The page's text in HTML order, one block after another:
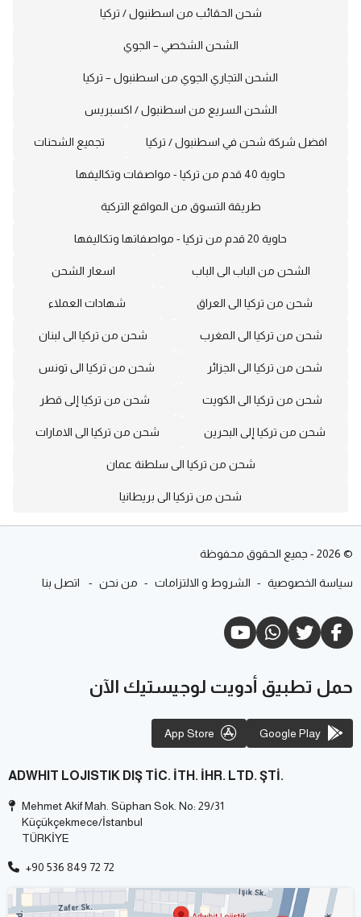
شحن الحقائب من اسطنبول / تركيا
الشحن الشخصي – الجوي
الشحن التجاري الجوي من اسطنبول – تركيا
الشحن السريع من اسطنبول / اكسبريس
افضل شركة شحن في اسطنبول / تركيا تجميع الشحنات
حاوية 40 قدم من تركيا - مواصفات وتكاليفها
طريقة التسوق من المواقع التركية
حاوية 20 قدم من تركيا - مواصفاتها وتكاليفها
الشحن من الباب الى الباب اسعار الشحن
شحن من تركيا الى العراق شهادات العملاء
شحن من تركيا الى المغرب شحن من تركيا الى لبنان
شحن من تركيا الى الجزائر شحن من تركيا الى تونس
شحن من تركيا الى الكويت شحن من تركيا إلى قطر
شحن من تركيا إلى البحرين شحن من تركيا الى الامارات
شحن من تركيا الى سلطنة عمان
شحن من تركيا الى بريطانيا
©
2026
- جميع الحقوق محفوظة
سياسة الخصوصية - الشروط و الالتزامات - من نحن - اتصل بنا
حمل تطبيق أدويت لوجيستيك الآن
Google Play
App Store
ADWHIT LOJISTIK DIŞ TİC. İTH. İHR. LTD. ŞTİ.
Mehmet Akif Mah. Süphan Sok. No: 29/31
Küçükçekmece/İstanbul
TÜRKİYE
+90 536 849 72 72